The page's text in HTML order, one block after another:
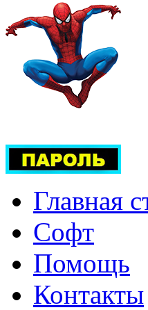
Главная
Софт
Помощь
Контакты